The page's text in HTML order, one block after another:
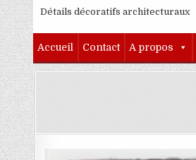
Détails décoratifs architecturaux
Accueil Contact A propos